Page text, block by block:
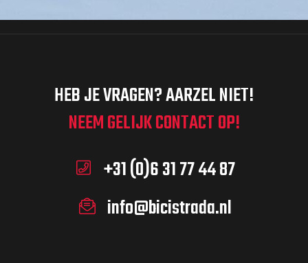
HEB JE VRAGEN? AARZEL NIET!
NEEM GELIJK CONTACT OP!
+31 (0)6 31 77 44 87
info@bicistrada.nl